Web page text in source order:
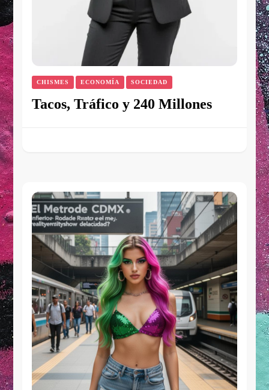
CHISMES ECONOMÍA SOCIEDAD
Tacos, Tráfico y 240 Millones